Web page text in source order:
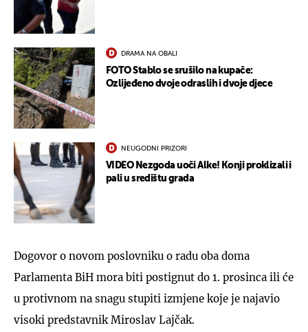
DRAMA NA OBALI
FOTO Stablo se srušilo na kupače:
Ozlijeđeno dvoje odraslih i dvoje djece
NEUGODNI PRIZORI
VIDEO Nezgoda uoči Alke! Konji proklizali i
pali u središtu grada
Dogovor o novom poslovniku o radu oba doma
Parlamenta BiH mora biti postignut do 1. prosinca ili će
u protivnom na snagu stupiti izmjene koje je najavio
visoki predstavnik Miroslav Lajčak.